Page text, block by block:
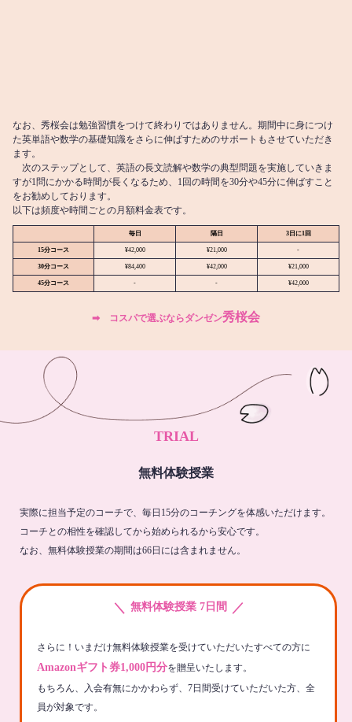
なお、秀桜会は勉強習慣をつけて終わりではありません。期間中に身につけ
た英単語や数学の基礎知識をさらに伸ばすためのサポートもさせていただき
ます。
次のステップとして、英語の長文読解や数学の典型問題を実施していきま
すが1問にかかる時間が長くなるため、1回の時間を30分や45分に伸ばすこと
をお勧めしております。
以下は頻度や時間ごとの月額料金表です。
毎日 隔日 3日に1回
15分コース ¥42,000 ¥21,000 -
30分コース ¥84,400 ¥42,000 ¥21,000
45分コース - - ¥42,000
➡︎ コスパで選ぶならダンゼン秀桜会
TRIAL
無料体験授業
実際に担当予定のコーチで、毎日15分のコーチングを体感いただけます。
コーチとの相性を確認してから始められるから安心です。
なお、無料体験授業の期間は66日には含まれません。
＼ 無料体験授業 7日間 ／
さらに！いまだけ無料体験授業を受けていただいたすべての方に
Amazonギフト券1,000円分を贈呈いたします。
もちろん、入会有無にかかわらず、7日間受けていただいた方、全
員が対象です。